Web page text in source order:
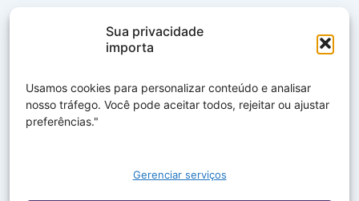
Sua privacidade
importa
Usamos cookies para personalizar conteúdo e analisar
nosso tráfego. Você pode aceitar todos, rejeitar ou ajustar
preferências."
Gerenciar serviços